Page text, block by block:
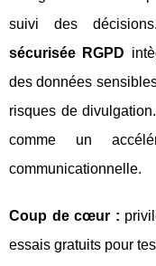
suivi des
sécurisée RGPD
des données
risques de
comme un
communicationnelle.
Coup de cœur :
essais gratuits pour